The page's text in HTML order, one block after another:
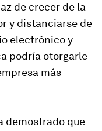
de crecer de la
y distanciarse de
electrónico y
podría otorgarle
más
demostrado que